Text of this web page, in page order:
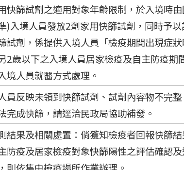
快篩試劑之適用對象年齡限制，於入境時
)入境人員發放2劑家用快篩試劑，同時予
試劑，係提供入境人員「檢疫期間出現症
2歲以下之入境人員居家檢疫及自主防疫
境人員就醫方式處理。
員反映未領到快篩試劑、試劑內容物不完
完成快篩，請逕洽民政局協助補發。
結果及相關處置：倘獲知檢疫者回報快篩
防疫及居家檢疫對象快篩陽性之評估確認